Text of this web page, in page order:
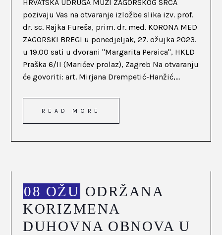
HRVATSKA UDRUGA MUŽI ZAGORSKOG SRCA
pozivaju Vas na otvaranje izložbe slika izv. prof.
dr. sc. Rajka Fureša, prim. dr. med. KORONA MED
ZAGORSKI BREGI u ponedjeljak, 27. ožujka 2023.
u 19.00 sati u dvorani "Margarita Peraica", HKLD
Praška 6/II (Marićev prolaz), Zagreb Na otvaranju
će govoriti: art. Mirjana Drempetić-Hanžić,...
READ MORE
08 OŽU ODRŽANA
KORIZMENA
DUHOVNA OBNOVA U